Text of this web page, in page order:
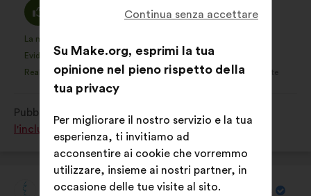
raccolto:
Sono
d'accordo
:
Questa
proposta
qualificata
come:
La mia preferita
:volte
Evidente
: 8
volte
Realistica
: 20
volte
neutrale
34%
Questa
proposta
qualificata
Non ho capito
:volte
Mi lascia indifferente
:volte
Pubblicata in
l'inclusion dans le monde du travail ?
La Chance Pour La Diversité Dans Les Médias
Continua senza accettare
Su Make.org, esprimi la tua
opinione nel pieno rispetto della
tua privacy
Per migliorare il nostro servizio e la tua
esperienza, ti invitiamo ad
acconsentire ai cookie che vorremmo
utilizzare, insieme ai nostri partner, in
occasione delle tue visite al sito.